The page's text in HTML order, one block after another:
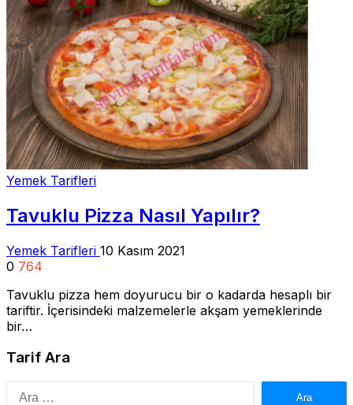
Yemek Tarifleri
Tavuklu Pizza Nasıl Yapılır?
Yemek Tarifleri 10 Kasım 2021
0 764
Tavuklu pizza hem doyurucu bir o kadarda hesaplı bir
tariftir. İçerisindeki malzemelerle akşam yemeklerinde
bir…
Tarif Ara